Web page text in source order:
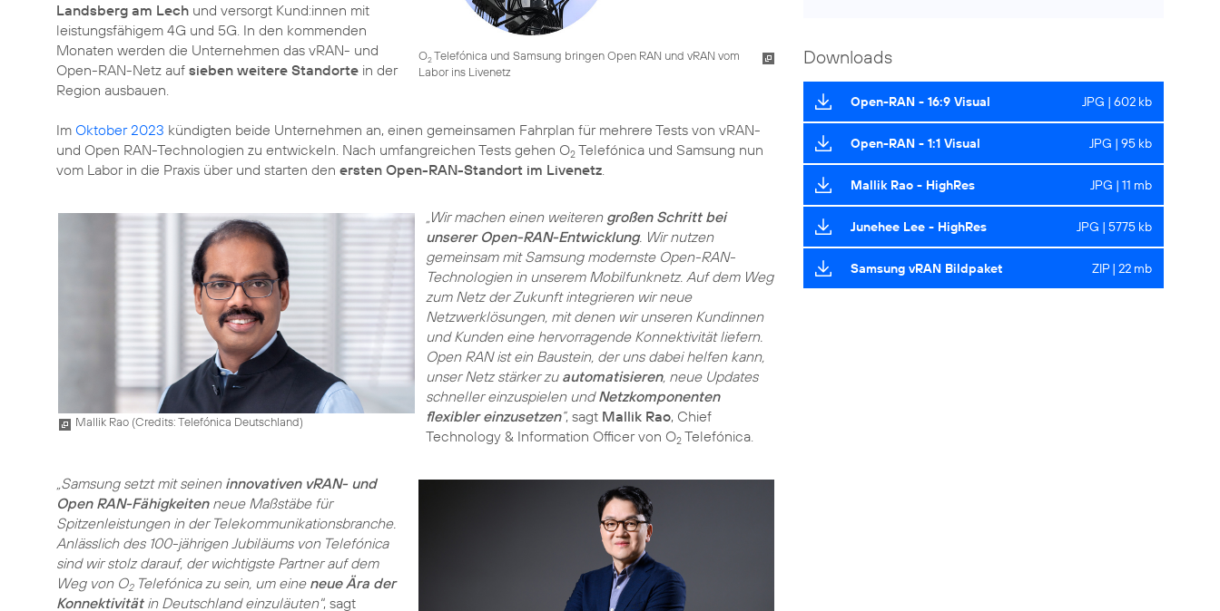
O2Telefónica und Samsung bringen Open RAN und vRAN vom
Labor ins Livenetz
Landsberg am Lech und versorgt Kund:innen mit
leistungsfähigem 4G und 5G. In den kommenden
Monaten werden die Unternehmen das vRAN- und
Open-RAN-Netz auf sieben weitere Standorte in der
Region ausbauen.
Im Oktober 2023 kündigten beide Unternehmen an, einen gemeinsamen Fahrplan für mehrere Tests von vRAN-
und Open RAN-Technologien zu entwickeln. Nach umfangreichen Tests gehen O2 Telefónica und Samsung nun
vom Labor in die Praxis über und starten den ersten Open-RAN-Standort im Livenetz.
Mallik Rao (Credits: Telefónica Deutschland)
„Wir machen einen weiteren großen Schritt bei
unserer Open-RAN-Entwicklung. Wir nutzen
gemeinsam mit Samsung modernste Open-RAN-
Technologien in unserem Mobilfunknetz. Auf dem Weg
zum Netz der Zukunft integrieren wir neue
Netzwerklösungen, mit denen wir unseren Kundinnen
und Kunden eine hervorragende Konnektivität liefern.
Open RAN ist ein Baustein, der uns dabei helfen kann,
unser Netz stärker zu automatisieren, neue Updates
schneller einzuspielen undNetzkomponenten
flexibler einzusetzen“, sagt Mallik Rao, Chief
Technology & Information Officer von O2Telefónica.
„Samsung setzt mit seinen innovativen vRAN- und
Open RAN-Fähigkeitenneue Maßstäbe für
Spitzenleistungen in der Telekommunikationsbranche.
Anlässlich des 100-jährigen Jubiläums von Telefónica
sind wir stolz darauf, der wichtigste Partner auf dem
Weg von O2Telefónica zu sein, um eine neue Ära der
Konnektivitätin Deutschland einzuläuten", sagt
Downloads
Open-RAN - 16:9 Visual JPG | 602 kb
Open-RAN - 1:1 Visual JPG | 95 kb
Mallik Rao - HighRes JPG | 11 mb
Junehee Lee - HighRes JPG | 5775 kb
Samsung vRAN Bildpaket ZIP | 22 mb